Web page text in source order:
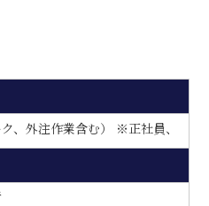
、外注作業含む） ※正社員、